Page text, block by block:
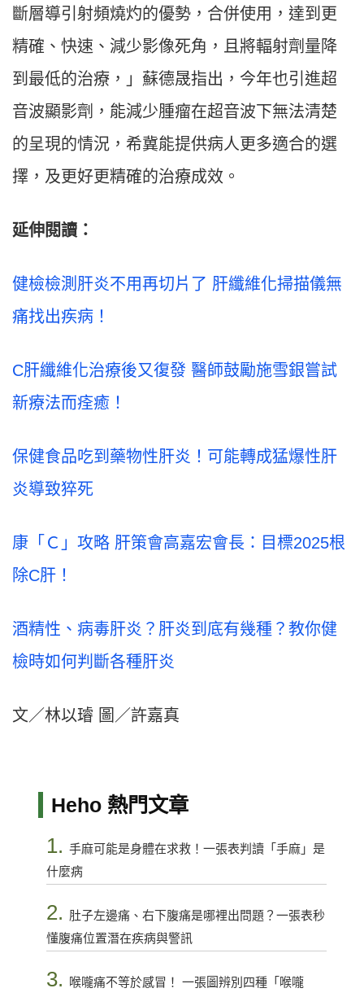
斷層導引射頻燒灼的優勢，合併使用，達到更
精確、快速、減少影像死角，且將輻射劑量降
到最低的治療，」蘇德晟指出，今年也引進超
音波顯影劑，能減少腫瘤在超音波下無法清楚
的呈現的情況，希冀能提供病人更多適合的選
擇，及更好更精確的治療成效。
延伸閱讀：
健檢檢測肝炎不用再切片了 肝纖維化掃描儀無
痛找出疾病！
C肝纖維化治療後又復發 醫師鼓勵施雪銀嘗試
新療法而痊癒！
保健食品吃到藥物性肝炎！可能轉成猛爆性肝
炎導致猝死
康「Ｃ」攻略 肝策會高嘉宏會長：目標2025根
除C肝！
酒精性、病毒肝炎？肝炎到底有幾種？教你健
檢時如何判斷各種肝炎
文／林以璿 圖／許嘉真
Heho 熱門文章
1. 手麻可能是身體在求救！一張表判讀「手麻」是
什麼病
2. 肚子左邊痛、右下腹痛是哪裡出問題？一張表秒
懂腹痛位置潛在疾病與警訊
3.
喉嚨痛不等於感冒！ 一張圖辨別四種「喉嚨